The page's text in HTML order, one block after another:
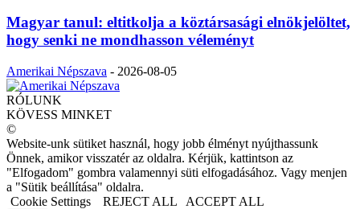
Magyar tanul: eltitkolja a köztársasági elnökjelöltet,
hogy senki ne mondhasson véleményt
Amerikai Népszava - 2026-08-05
RÓLUNK
KÖVESS MINKET
©
Website-unk sütiket használ, hogy jobb élményt nyújthassunk
Önnek, amikor visszatér az oldalra. Kérjük, kattintson az
"Elfogadom" gombra valamennyi süti elfogadásához. Vagy menjen
a "Sütik beállítása" oldalra.
Cookie Settings
REJECT ALL ACCEPT ALL